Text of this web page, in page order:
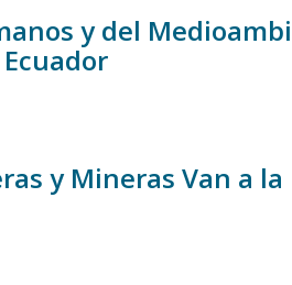
y del
y Mineras Van a la